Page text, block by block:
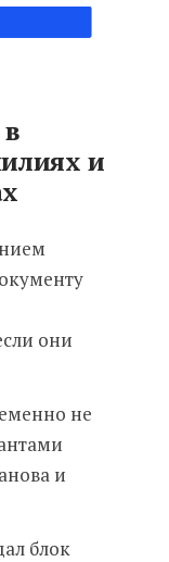
и
они
не
и
блок